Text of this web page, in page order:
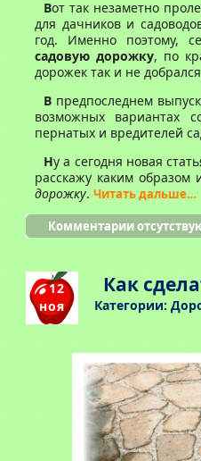
Вот так незаметно
для дачников и
год. Именно поэтому,
садовую дорожку, по
дорожек так и не
В предпоследнем
возможных вариантах
пернатых и вредителей
Ну а сегодня новая
расскажу каким
дорожку. Читать дальше…
Комментарии
12
ноя
Как
Категории: